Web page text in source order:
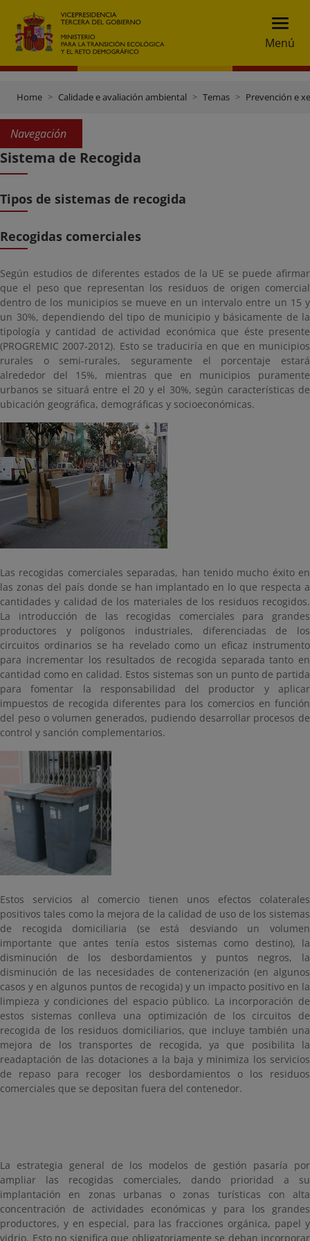
Menú
Home Calidade e avaliación ambiental Temas Prevención e
Navegación
Sistema de Recogida
Tipos de sistemas de recogida
Recogidas comerciales
Según estudios de diferentes estados de la UE se puede afirmar
que el peso que representan los residuos de origen comercial
dentro de los municipios se mueve en un intervalo entre un 15 y
un 30%, dependiendo del tipo de municipio y básicamente de la
tipología y cantidad de actividad económica que éste presente
(PROGREMIC 2007-2012). Esto se traduciría en que en municipios
rurales o semi-rurales, seguramente el porcentaje estará
alrededor del 15%, mientras que en municipios puramente
urbanos se situará entre el 20 y el 30%, según características de
ubicación geográfica, demográficas y socioeconómicas.
Las recogidas comerciales separadas, han tenido mucho éxito en
las zonas del país donde se han implantado en lo que respecta a
cantidades y calidad de los materiales de los residuos recogidos.
La introducción de las recogidas comerciales para grandes
productores y polígonos industriales, diferenciadas de los
circuitos ordinarios se ha revelado como un eficaz instrumento
para incrementar los resultados de recogida separada tanto en
cantidad como en calidad. Estos sistemas son un punto de partida
para fomentar la responsabilidad del productor y aplicar
impuestos de recogida diferentes para los comercios en función
del peso o volumen generados, pudiendo desarrollar procesos de
control y sanción complementarios.
Estos servicios al comercio tienen unos efectos colaterales
positivos tales como la mejora de la calidad de uso de los sistemas
de recogida domiciliaria (se está desviando un volumen
importante que antes tenía estos sistemas como destino), la
disminución de los desbordamientos y puntos negros, la
disminución de las necesidades de contenerización (en algunos
casos y en algunos puntos de recogida) y un impacto positivo en la
limpieza y condiciones del espacio público. La incorporación de
estos sistemas conlleva una optimización de los circuitos de
recogida de los residuos domiciliarios, que incluye también una
mejora de los transportes de recogida, ya que posibilita la
readaptación de las dotaciones a la baja y minimiza los servicios
de repaso para recoger los desbordamientos o los residuos
comerciales que se depositan fuera del contenedor.
La estrategia general de los modelos de gestión pasaría por
ampliar las recogidas comerciales, dando prioridad a su
implantación en zonas urbanas o zonas turísticas con alta
concentración de actividades económicas y para los grandes
productores, y en especial, para las fracciones orgánica, papel y
vidrio. Esto no significa que obligatoriamente se deban incorporar